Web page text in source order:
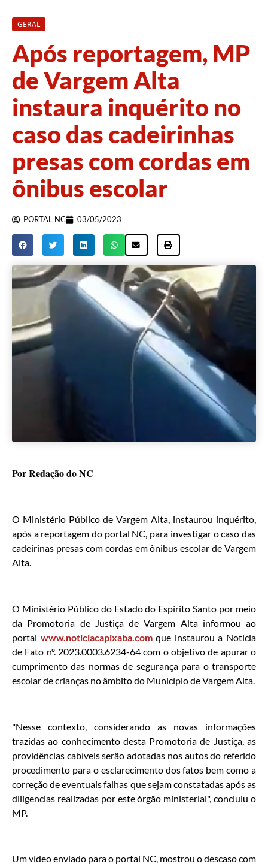
GERAL
Após reportagem, MP
de Vargem Alta
instaura inquérito no
caso das cadeirinhas
presas com cordas em
ônibus escolar
PORTAL NC 03/05/2023
Por Redação do NC
O Ministério Público de Vargem Alta, instaurou inquérito,
após a reportagem do portal NC, para investigar o caso das
cadeirinas presas com cordas em ônibus escolar de Vargem
Alta.
O Ministério Público do Estado do Espírito Santo por meio
da Promotoria de Justiça de Vargem Alta informou ao
portal www.noticiacapixaba.comque instaurou a Notícia
de Fato nº. 2023.0003.6234-64 com o objetivo de apurar o
cumprimento das normas de segurança para o transporte
escolar de crianças no âmbito do Município de Vargem Alta.
"Nesse contexto, considerando as novas informações
trazidas ao conhecimento desta Promotoria de Justiça, as
providências cabíveis serão adotadas nos autos do referido
procedimento para o esclarecimento dos fatos bem como a
correção de eventuais falhas que sejam constatadas após as
diligencias realizadas por este órgão ministerial", concluiu o
MP.
Um vídeo enviado para o portal NC, mostrou o descaso com